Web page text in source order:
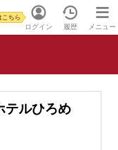
ログイン
こちら
履歴 メニュー
ルひろめ